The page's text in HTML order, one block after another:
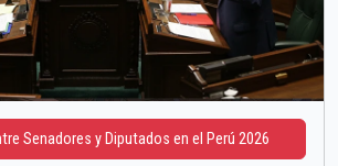
Senadores y Diputados en el Perú 2026